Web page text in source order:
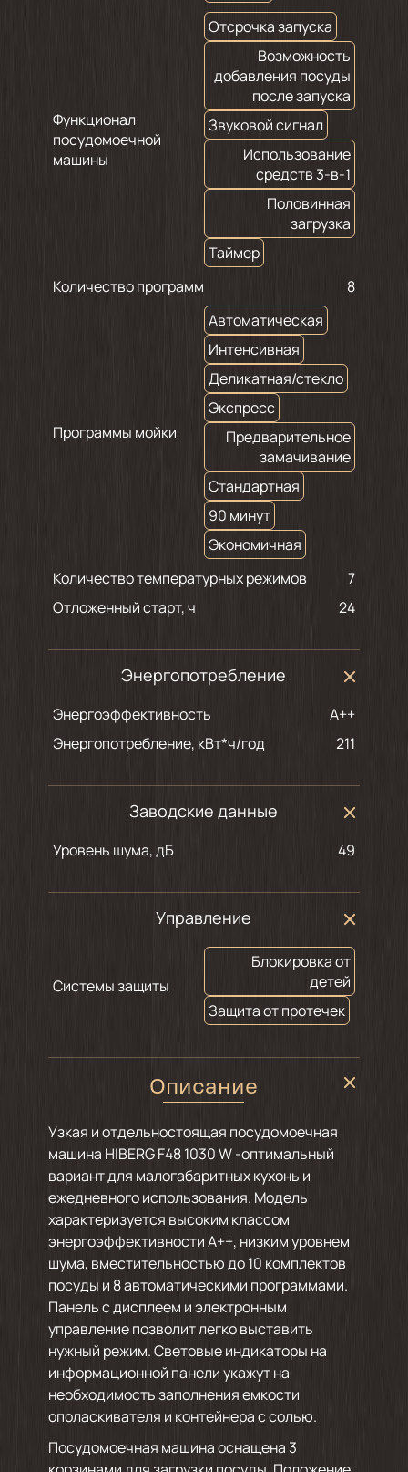
Функционал
посудомоечной
машины
Отсрочка запуска
Возможность
добавления посуды
после запуска
Звуковой сигнал
Использование
средств 3-в-1
Половинная
загрузка
Таймер
Количество программ
8
Программы мойки
Автоматическая
Интенсивная
Деликатная/стекло
Экспресс
Предварительное
замачивание
Стандартная
90 минут
Экономичная
Количество температурных режимов
7
Отложенный старт, ч
24
Энергопотребление
Энергоэффективность
A++
Энергопотребление, кВт*ч/год
211
Заводские данные
Уровень шума, дБ 49
Управление
Системы защиты
Блокировка от
детей
Защита от протечек
Описание
Узкая и отдельностоящая посудомоечная
машина HIBERG F48 1030 W -оптимальный
вариант для малогабаритных кухонь и
ежедневного использования. Модель
характеризуется высоким классом
энергоэффективности А++, низким уровнем
шума, вместительностью до 10 комплектов
посуды и 8 автоматическими программами.
Панель с дисплеем и электронным
управление позволит легко выставить
нужный режим. Световые индикаторы на
информационной панели укажут на
необходимость заполнения емкости
ополаскивателя и контейнера с солью.
Посудомоечная машина оснащена 3